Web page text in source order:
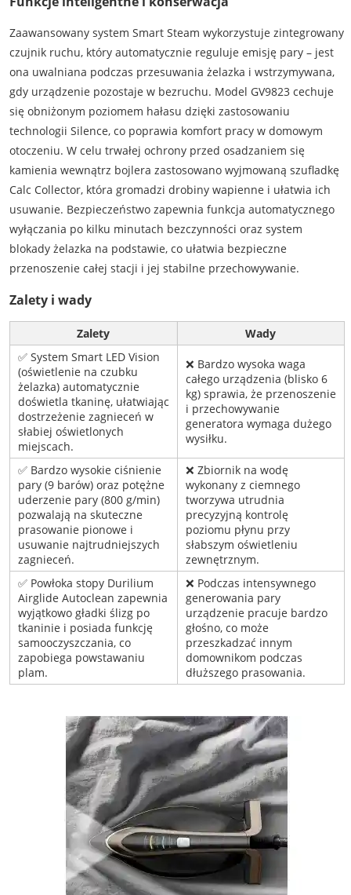
Zaawansowany system Smart Steam wykorzystuje zintegrowany
czujnik ruchu, który automatycznie reguluje emisję pary – jest
ona uwalniana podczas przesuwania żelazka i wstrzymywana,
gdy urządzenie pozostaje w bezruchu. Model GV9823 cechuje
się obniżonym poziomem hałasu dzięki zastosowaniu
technologii Silence, co poprawia komfort pracy w domowym
otoczeniu. W celu trwałej ochrony przed osadzaniem się
kamienia wewnątrz bojlera zastosowano wyjmowaną szufladkę
Calc Collector, która gromadzi drobiny wapienne i ułatwia ich
usuwanie. Bezpieczeństwo zapewnia funkcja automatycznego
wyłączania po kilku minutach bezczynności oraz system
blokady żelazka na podstawie, co ułatwia bezpieczne
przenoszenie całej stacji i jej stabilne przechowywanie.
Zalety i wady
Zalety
Wady
✅ System Smart LED Vision
(oświetlenie na czubku
żelazka) automatycznie
doświetla tkaninę, ułatwiając
dostrzeżenie zagnieceń w
słabiej oświetlonych
miejscach.
❌ Bardzo wysoka waga
całego urządzenia (blisko 6
kg) sprawia, że przenoszenie
i przechowywanie
generatora wymaga dużego
wysiłku.
✅ Bardzo wysokie ciśnienie
pary (9 barów) oraz potężne
uderzenie pary (800 g/min)
pozwalają na skuteczne
prasowanie pionowe i
usuwanie najtrudniejszych
zagnieceń.
❌ Zbiornik na wodę
wykonany z ciemnego
tworzywa utrudnia
precyzyjną kontrolę
poziomu płynu przy
słabszym oświetleniu
zewnętrznym.
✅ Powłoka stopy Durilium
Airglide Autoclean zapewnia
wyjątkowo gładki ślizg po
tkaninie i posiada funkcję
samooczyszczania, co
zapobiega powstawaniu
plam.
❌ Podczas intensywnego
generowania pary
urządzenie pracuje bardzo
głośno, co może
przeszkadzać innym
domownikom podczas
dłuższego prasowania.